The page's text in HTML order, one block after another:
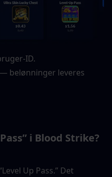
ID.
belønninger leveres
i Blood Strike?
Up Pass.” Det